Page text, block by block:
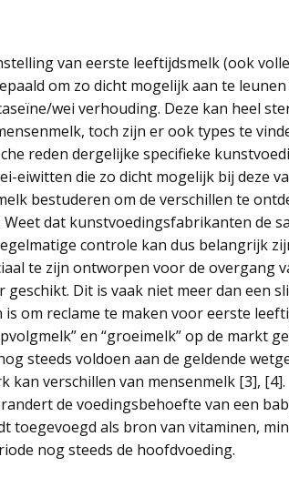
van eerste leeftijdsmelk (ook
om zo dicht mogelijk aan te
wei verhouding. Deze kan heel
toch zijn er ook types te
reden dergelijke specifieke
eiwitten die zo dicht mogelijk bij deze
bestuderen om de verschillen te
dat kunstvoedingsfabrikanten de
controle kan dus belangrijk
te zijn ontworpen voor de overgang
Dit is vaak niet meer dan een
om reclame te maken voor eerste
en “groeimelk” op de markt
steeds voldoen aan de geldende
kan verschillen van mensenmelk [3], [4].
de voedingsbehoefte van een
toegevoegd als bron van vitaminen,
nog steeds de hoofdvoeding.